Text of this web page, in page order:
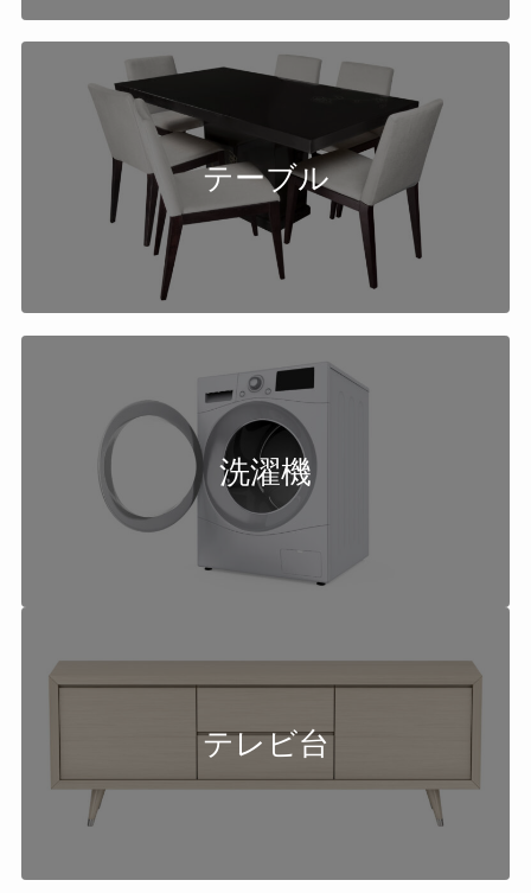
テーブル
洗濯機
テレビ台